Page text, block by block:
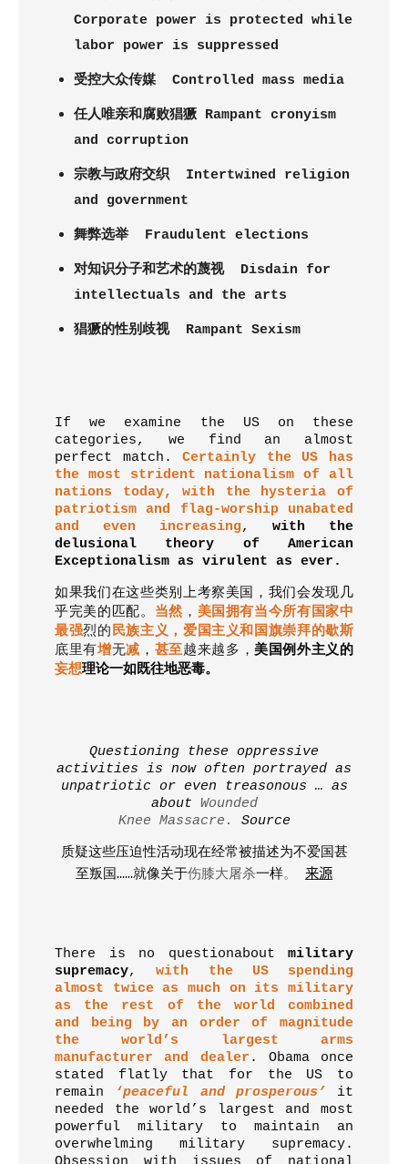
Corporate power is protected while
labor power is suppressed
受控大众传媒 Controlled mass media
任人唯亲和腐败猖獗 Rampant cronyism
and corruption
宗教与政府交织 Intertwined religion
and government
舞弊选举 Fraudulent elections
对知识分子和艺术的蔑视 Disdain for
intellectuals and the arts
猖獗的性别歧视 Rampant Sexism
If we examine the US on these
categories, we find an almost
perfect match.Certainly the US has
the most strident nationalism of all
nations today, with the hysteria of
patriotism and flag-worship unabated
and even increasing,with the
delusional theory of American
Exceptionalism as virulent as ever.
如果我们在这些类别上考察美国，我们会发现几
乎完美的匹配。 当然， 美国拥有当今所有国家中
最强烈的民族主义，爱国主义和国旗崇拜的歇斯
底里有增无减 ， 甚至越来越多 ，美国例外主义的
妄想理论一如既往地恶毒。
Questioning these oppressive
activities is now often portrayed as
unpatriotic or even treasonous … as
about Wounded
Knee Massacre. Source
质疑这些压迫性活动现在经常被描述为不爱国甚
至叛国……就像关于伤膝大屠杀一样。 来源
There is no questionabout military
supremacy,with the US spending
almost twice as much on its military
as the rest of the world combined
and being by an order of magnitude
the world’s largest arms
manufacturer and dealer . Obama once
stated flatly that for the US to
remain ‘peaceful and prosperous’ it
needed the world’s largest and most
powerful military to maintain an
overwhelming military supremacy.